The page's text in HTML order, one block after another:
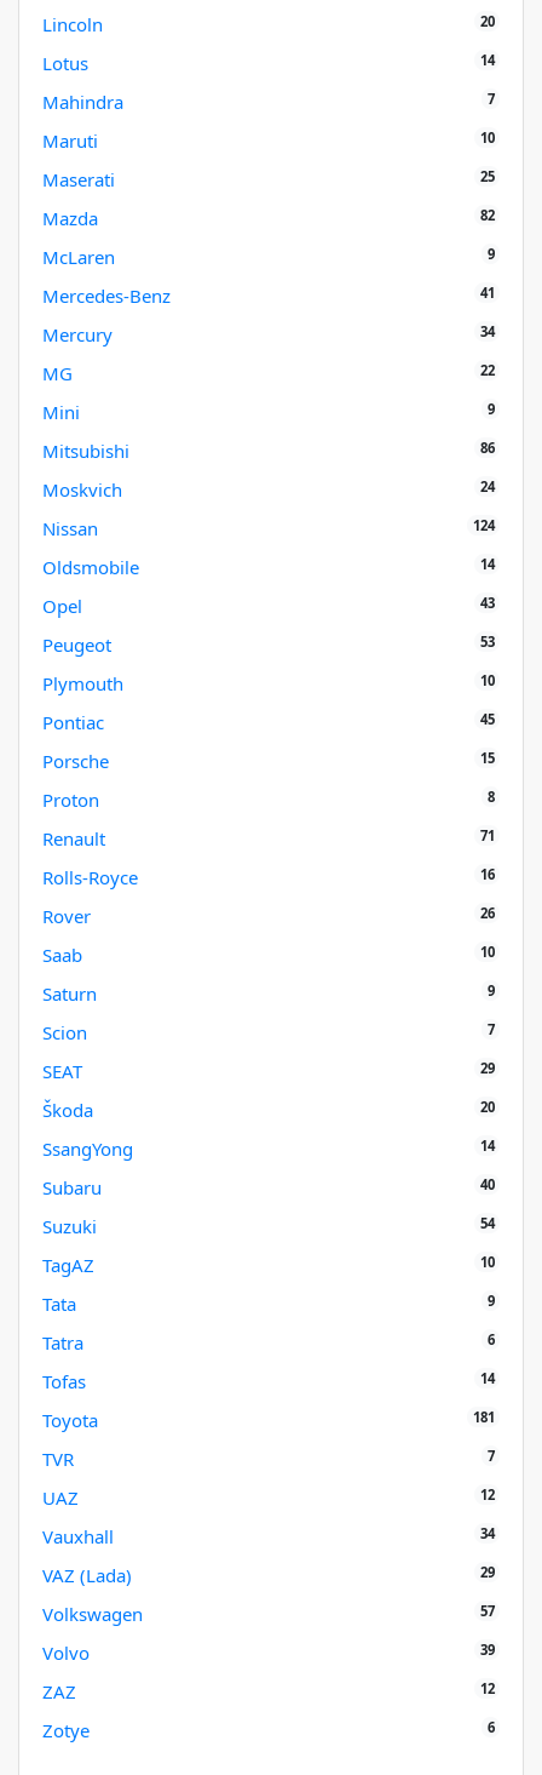
Lincoln 20
Lotus 14
Mahindra 7
Maruti 10
Maserati 25
Mazda 82
McLaren 9
Mercedes-Benz 41
Mercury 34
MG 22
Mini 9
Mitsubishi 86
Moskvich 24
Nissan 124
Oldsmobile 14
Opel 43
Peugeot 53
Plymouth 10
Pontiac 45
Porsche 15
Proton 8
Renault 71
Rolls-Royce 16
Rover 26
Saab 10
Saturn 9
Scion 7
SEAT 29
Škoda 20
SsangYong 14
Subaru 40
Suzuki 54
TagAZ 10
Tata 9
Tatra 6
Tofas 14
Toyota 181
TVR 7
UAZ 12
Vauxhall 34
VAZ (Lada) 29
Volkswagen 57
Volvo 39
ZAZ 12
Zotye 6